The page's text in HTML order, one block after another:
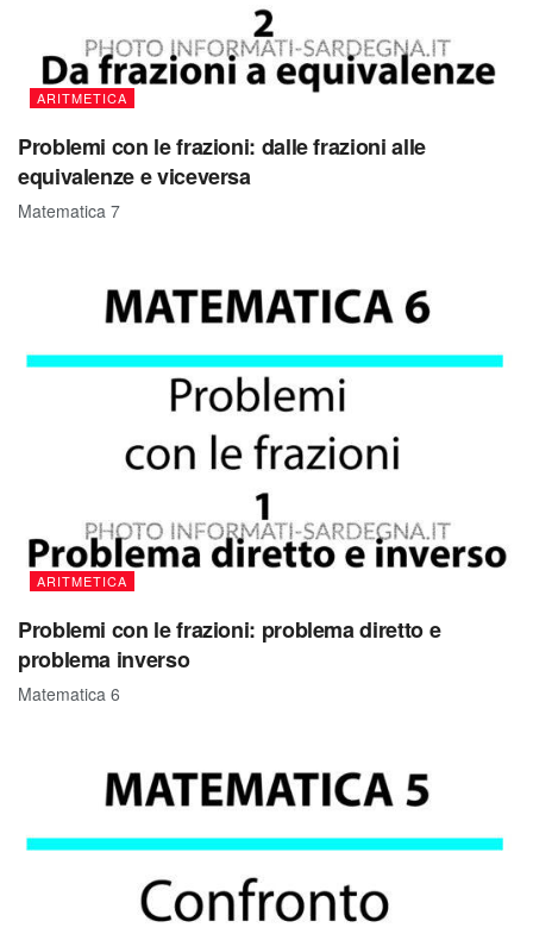
ARITMETICA
Problemi con le frazioni: dalle frazioni alle
equivalenze e viceversa
Matematica 7
ARITMETICA
Problemi con le frazioni: problema diretto e
problema inverso
Matematica 6